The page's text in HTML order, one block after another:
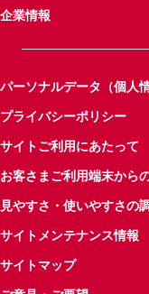
企業情報
パーソナルデータ（個人
プライバシーポリシー
サイトご利用にあたって
お客さまご利用端末から
見やすさ・使いやすさの
サイトメンテナンス情報
サイトマップ